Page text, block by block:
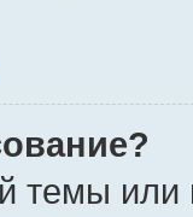
темы или